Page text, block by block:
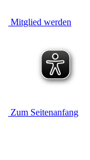
Mitglied werden
Zum Seitenanfang